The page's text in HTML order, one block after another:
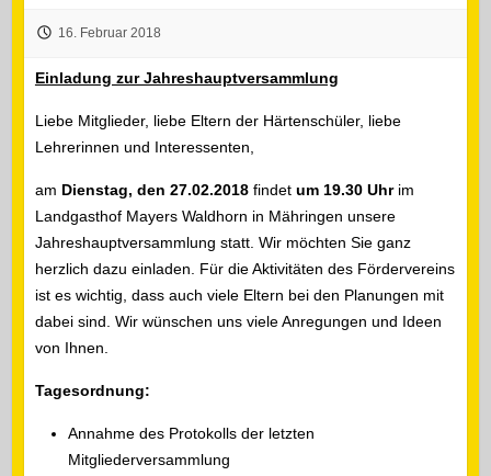
16. Februar 2018
Einladung zur Jahreshauptversammlung
Liebe Mitglieder, liebe Eltern der Härtenschüler, liebe
Lehrerinnen und Interessenten,
am Dienstag, den 27.02.2018 findetum 19.30 Uhr im
Landgasthof Mayers Waldhorn in Mähringen unsere
Jahreshauptversammlung statt. Wir möchten Sie ganz
herzlich dazu einladen. Für die Aktivitäten des Fördervereins
ist es wichtig, dass auch viele Eltern bei den Planungen mit
dabei sind. Wir wünschen uns viele Anregungen und Ideen
von Ihnen.
Tagesordnung:
Annahme des Protokolls der letzten
Mitgliederversammlung